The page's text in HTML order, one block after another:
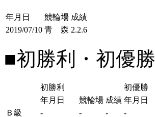
年月日 競輪場 成績
2019/07/10 青 森 2.2.6
■初勝利・初優勝
初勝利
初優勝
年月日
競輪場 成績 年月日
Ｂ級
- - - -